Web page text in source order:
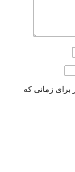
برای زمانی که